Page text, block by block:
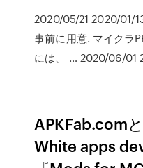
2020/05/21 2020/01/
事前に用意. マイクラ
には、 … 2020/06/01
APKFab.com
White apps